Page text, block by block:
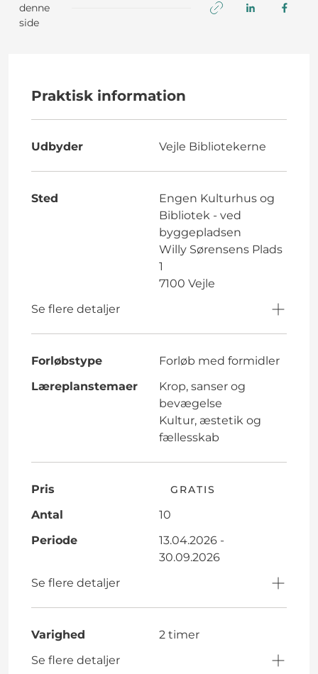
denne
side
Praktisk information
Udbyder Vejle Bibliotekerne
Sted
Engen Kulturhus og
Bibliotek - ved
byggepladsen
Willy Sørensens Plads
1
7100 Vejle
Se flere detaljer
Forløbstype
Forløb med formidler
Læreplanstemaer
Krop, sanser og
bevægelse
Kultur, æstetik og
fællesskab
Pris GRATIS
Antal
10
Periode
13.04.2026 -
30.09.2026
Se flere detaljer
Varighed
2 timer
Se flere detaljer